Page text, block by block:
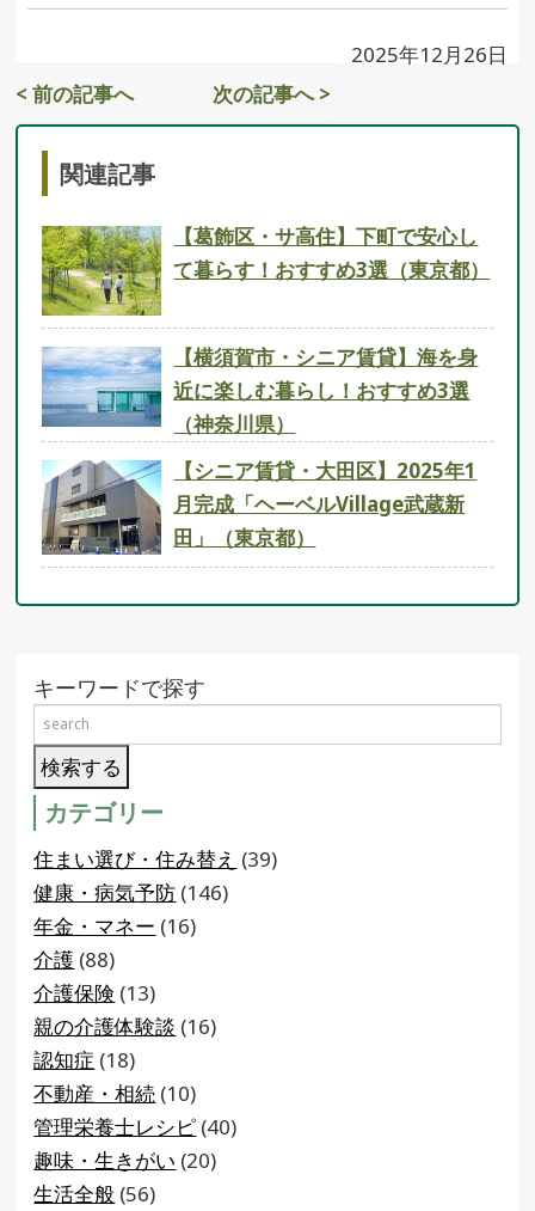
2025年12月26日
< 前の記事へ
次の記事へ >
関連記事
【葛飾区・サ高住】下町で安心し
て暮らす！おすすめ3選（東京都）
【横須賀市・シニア賃貸】海を身
近に楽しむ暮らし！おすすめ3選
（神奈川県）
【シニア賃貸・大田区】2025年1
月完成「ヘーベルVillage武蔵新
田」（東京都）
キーワードで探す
カテゴリー
住まい選び・住み替え (39)
健康・病気予防 (146)
年金・マネー (16)
介護 (88)
介護保険 (13)
親の介護体験談 (16)
認知症 (18)
不動産・相続 (10)
管理栄養士レシピ (40)
趣味・生きがい (20)
生活全般 (56)